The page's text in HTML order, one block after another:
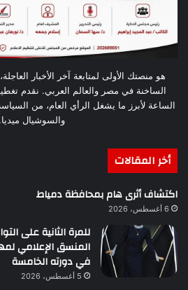
هو منصتك الأولى لمتابعة آخر الأخبار
الساخنة في مصر والعالم العربي. نقدم
الساعة لأبرز ما يشغل الرأي العام، من
والسوشيال ميديا.
أخر المقالات
اكتشاف أثرى هام بمحافظة دمياط
6 أغسطس، 2026
للمرة الثانية على
المنسق الإعلامي
في دورته الخامسة
5 أغسطس، 2026